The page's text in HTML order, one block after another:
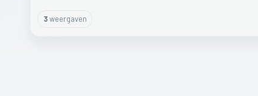
3weergaven